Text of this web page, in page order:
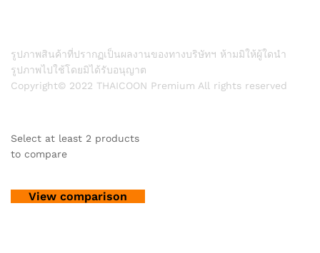
รูปภาพสินค้าที่ปรากฏเป็นผลงานของทางบริษัทฯ ห้ามมิให้ผู้ใดนำ
รูปภาพไปใช้โดยมิได้รับอนุญาต
Copyright© 2022 THAICOON Premium All rights reserved
Select at least 2 products
to compare
View comparison